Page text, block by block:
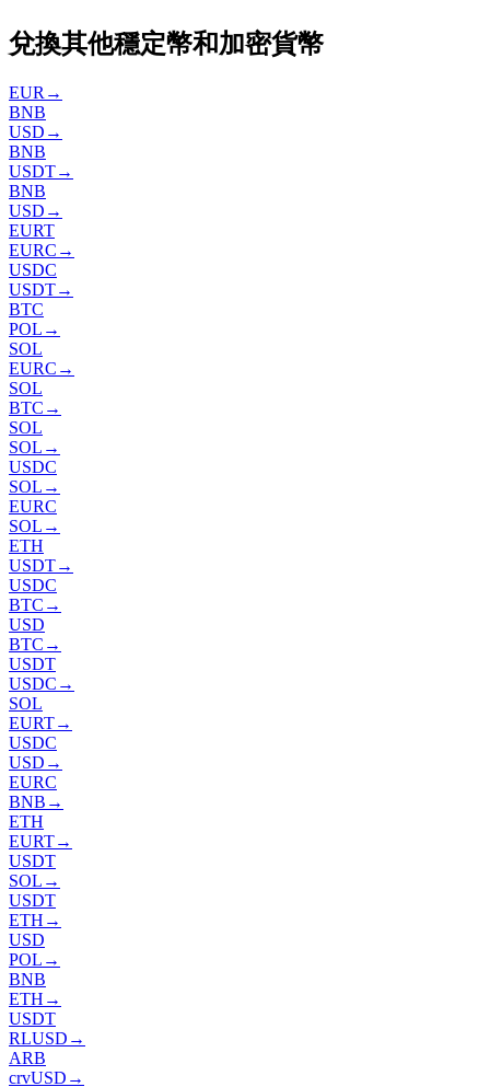
兌換其他穩定幣和加密貨幣
EUR →
BNB
USD →
BNB
USDT→
BNB
USD →
EURT
EURC →
USDC
USDT→
BTC
POL →
SOL
EURC →
SOL
BTC →
SOL
SOL →
USDC
SOL →
EURC
SOL →
ETH
USDT→
USDC
BTC →
USD
BTC →
USDT
USDC →
SOL
EURT→
USDC
USD →
EURC
BNB →
ETH
EURT→
USDT
SOL →
USDT
ETH →
USD
POL →
BNB
ETH →
USDT
RLUSD →
ARB
crvUSD →